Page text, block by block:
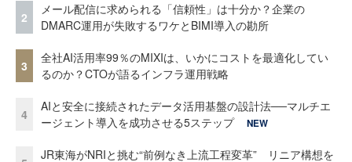
2
メール配信に求められる「信頼性」は十分か？企業の
DMARC運用が失敗するワケとBIMI導入の勘所
3
全社AI活用率99％のMIXIは、いかにコストを最適化してい
るのか？CTOが語るインフラ運用戦略
4
AIと安全に接続されたデータ活用基盤の設計法──マルチエ
ージェント導入を成功させる5ステップ
NEW
JR東海がNRIと挑む“前例なき上流工程変革” リニア構想を